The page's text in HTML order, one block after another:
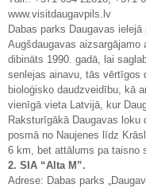
www.visitdaugavpils.lv
Dabas parks Daugavas
Augšdaugavas
dibināts 1990. gadā, lai
senlejas ainavu, tās vērtīgos
bioloģisko daudzveidību, kā
vienīgā vieta Latvijā, kur
Raksturīgākā Daugavas
posmā no Naujenes līdz
6 km, bet attālums pa taisno
2. SIA “Alta M”.
Adrese: Dabas parks